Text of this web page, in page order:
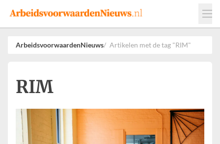
Events
Adverteren
Leveranciers
ArbeidsvoorwaardenNieuws Artikelen met de tag "RIM"
RIM